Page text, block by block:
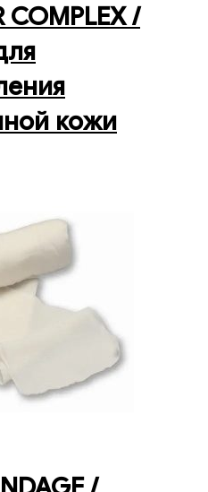
COMPLEX /
кожи